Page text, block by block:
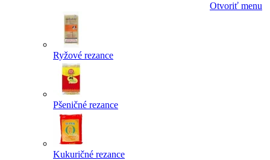
Otvoriť menu
Ryžové rezance
Pšeničné rezance
Kukuričné rezance